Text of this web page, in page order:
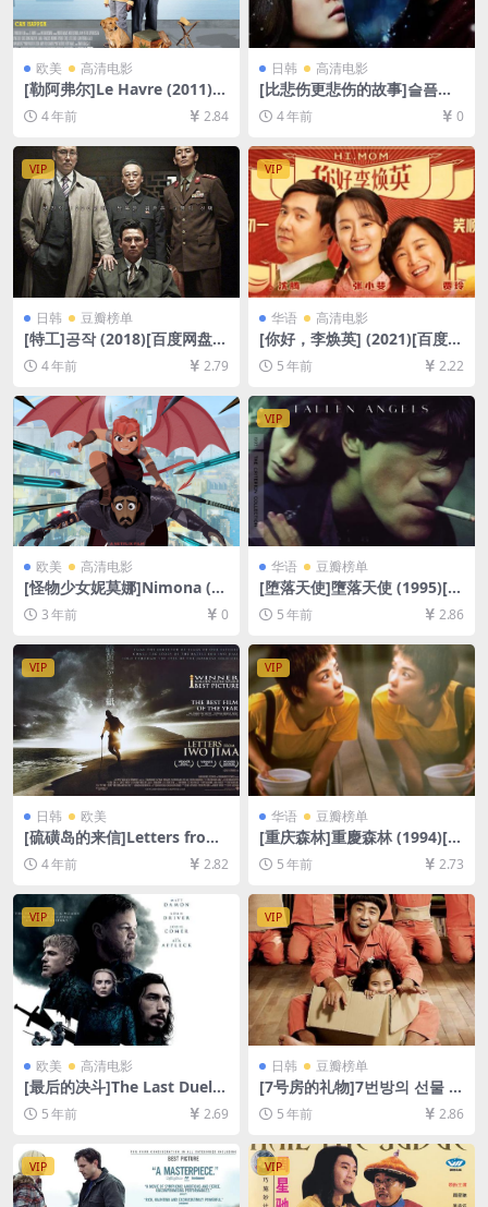
欧美 高清电影
[勒阿弗尔]Le Havre (2011)
[百度网盘+迅雷云盘资源1080
P超清未删减][MP4/6GB][中
文字幕]
4 年前 2.84
日韩 高清电影
[比悲伤更悲伤的故事]슬픔보
다 더 슬픈 이야기 (2009)[百
度网盘+迅雷云盘资源1080P
超清未删减][MP4/4GB][韩语
中字]
4 年前 0
VIP
日韩 豆瓣榜单
[特工]공작 (2018)[百度网盘
+夸克网盘+迅雷云盘资源1080
P超清未删减][MP4/8.7GB][韩
4 年前 2.79
VIP
华语 高清电影
[你好，李焕英] (2021)[百度云
网盘资源未删减1080P][MP4/
2.3GB][国语中字]
5 年前 2.22
欧美 高清电影
[怪物少女妮莫娜]Nimona (20
23)[百度网盘+迅雷云盘资源1
080P超清未删减][MP4/2GB]
[中英字幕]
3 年前 0
VIP
华语 豆瓣榜单
[堕落天使]墮落天使 (1995)[百
度网盘+迅雷云盘资源1080P
超清未删减][MP4/6.2GB][原
声中字]
5 年前 2.86
VIP
日韩 欧美
[硫磺岛的来信]Letters from
Iwo Jima (2006)[百度网盘
+迅雷云盘资源1080P超清未
删减][MP4/8.9GB][中文字幕]
4 年前 2.82
VIP
华语 豆瓣榜单
[重庆森林]重慶森林 (1994)[百
度网盘+迅雷云盘资源1080P
超清未删减][MP4/6.6GB][原
声中字]
5 年前 2.73
VIP
欧美 高清电影
[最后的决斗]The Last Duel
(2021)[百度网盘+迅雷云盘资
源1080P超清未删减][MP4/9.
5 年前 2.69
VIP
日韩 豆瓣榜单
[7号房的礼物]7번방의 선물 (2
013)[百度网盘+迅雷云盘资源
1080P超清未删减][MP4/8.2G
5 年前 2.86
VIP VIP